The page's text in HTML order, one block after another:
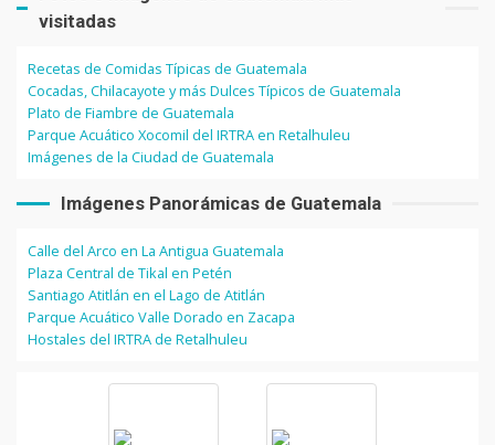
visitadas
Recetas de Comidas Típicas de Guatemala
Cocadas, Chilacayote y más Dulces Típicos de Guatemala
Plato de Fiambre de Guatemala
Parque Acuático Xocomil del IRTRA en Retalhuleu
Imágenes de la Ciudad de Guatemala
Imágenes Panorámicas de Guatemala
Calle del Arco en La Antigua Guatemala
Plaza Central de Tikal en Petén
Santiago Atitlán en el Lago de Atitlán
Parque Acuático Valle Dorado en Zacapa
Hostales del IRTRA de Retalhuleu